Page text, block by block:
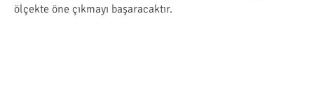
ölçekte öne çıkmayı başaracaktır.